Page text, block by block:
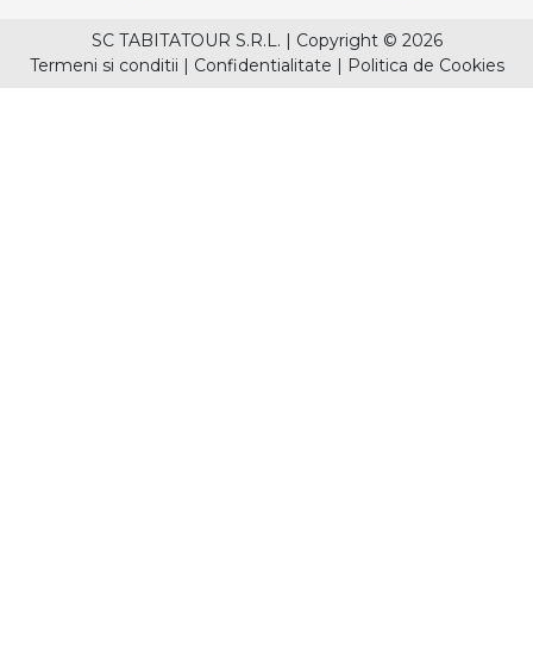
SC TABITATOUR S.R.L. | Copyright © 2026
Termeni si conditii | Confidentialitate | Politica de Cookies